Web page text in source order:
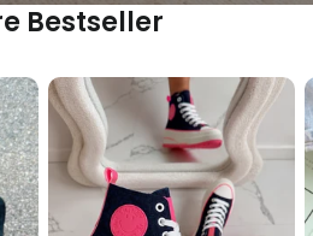
Bestseller